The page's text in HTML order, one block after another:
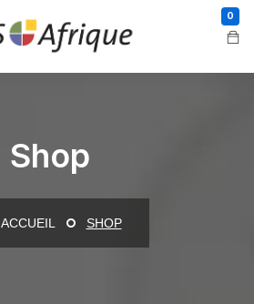
0
Shop
ACCUEIL SHOP